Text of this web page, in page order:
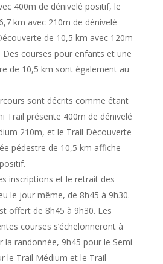
400m de dénivelé positif, le
km avec 210m de dénivelé
de 10,5 km avec 120m
Des courses pour enfants et une
de 10,5 km sont également au
sont décrits comme étant
Trail présente 400m de dénivelé
210m, et le Trail Découverte
pédestre de 10,5 km affiche
inscriptions et le retrait des
le jour même, de 8h45 à 9h30.
offert de 8h45 à 9h30. Les
courses s’échelonneront à
la randonnée, 9h45 pour le Semi
le Trail Médium et le Trail